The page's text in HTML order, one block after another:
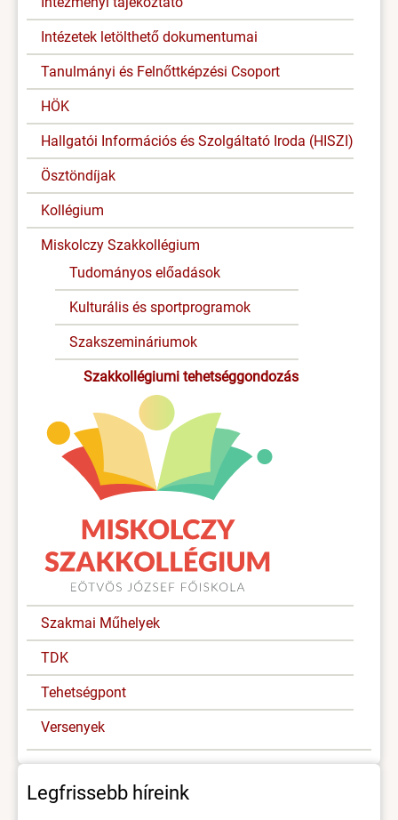
Intézetek letölthető dokumentumai
Tanulmányi és Felnőttképzési Csoport
HÖK
Hallgatói Információs és Szolgáltató Iroda (HISZI)
Ösztöndíjak
Kollégium
Miskolczy Szakkollégium
Tudományos előadások
Kulturális és sportprogramok
Szakszemináriumok
Szakkollégiumi tehetséggondozás
Szakmai Műhelyek
TDK
Tehetségpont
Versenyek
Legfrissebb híreink